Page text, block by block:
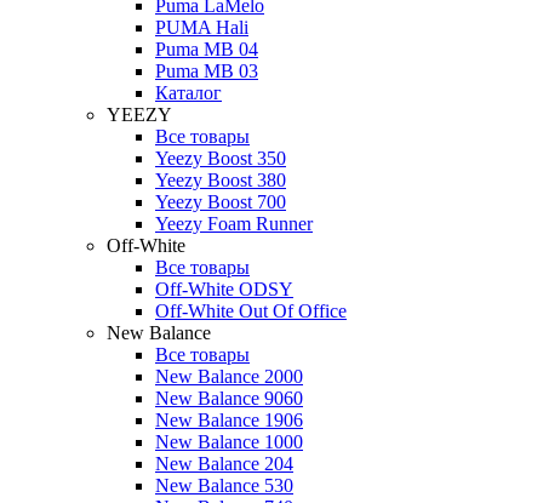
Puma LaMelo
PUMA Hali
Puma MB 04
Puma MB 03
Каталог
YEEZY
Все товары
Yeezy Boost 350
Yeezy Boost 380
Yeezy Boost 700
Yeezy Foam Runner
Off-White
Все товары
Off-White ODSY
Off-White Out Of Office
New Balance
Все товары
New Balance 2000
New Balance 9060
New Balance 1906
New Balance 1000
New Balance 204
New Balance 530